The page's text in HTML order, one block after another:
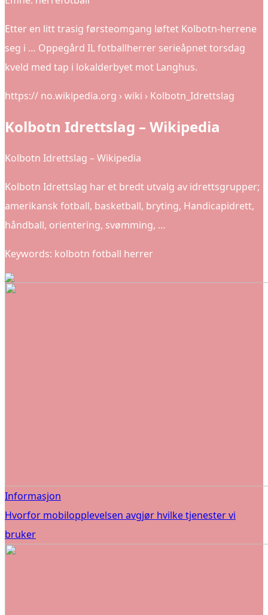
Etter en litt trasig førsteomgang løftet Kolbotn-herrene
seg i … Oppegård IL fotballherrer serieåpnet torsdag
kveld med tap i lokalderbyet mot Langhus.
https:// no.wikipedia.org › wiki › Kolbotn_Idrettslag
Kolbotn Idrettslag – Wikipedia
Kolbotn Idrettslag – Wikipedia
Kolbotn Idrettslag har et bredt utvalg av idrettsgrupper;
amerikansk fotball, basketball, bryting, Handicapidrett,
håndball, orientering, svømming, …
Keywords: kolbotn fotball herrer
Informasjon
Hvorfor mobilopplevelsen avgjør hvilke tjenester vi
bruker